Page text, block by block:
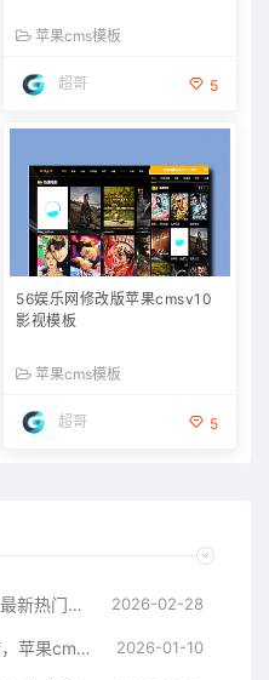
苹果cms模板
超哥 5
56娱乐网修改版苹果cmsv10
影视模板
苹果cms模板
超哥 5
首涂第三十五套苹果CMSv10最新热门短剧模板 2026-02-28
首涂三十一套和首涂三十二套，苹果cms付费模板 2026-01-10